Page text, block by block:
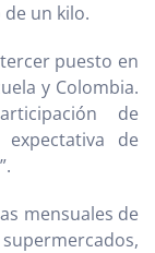
un kilo.
puesto en
y Colombia.
de
de
mensuales de